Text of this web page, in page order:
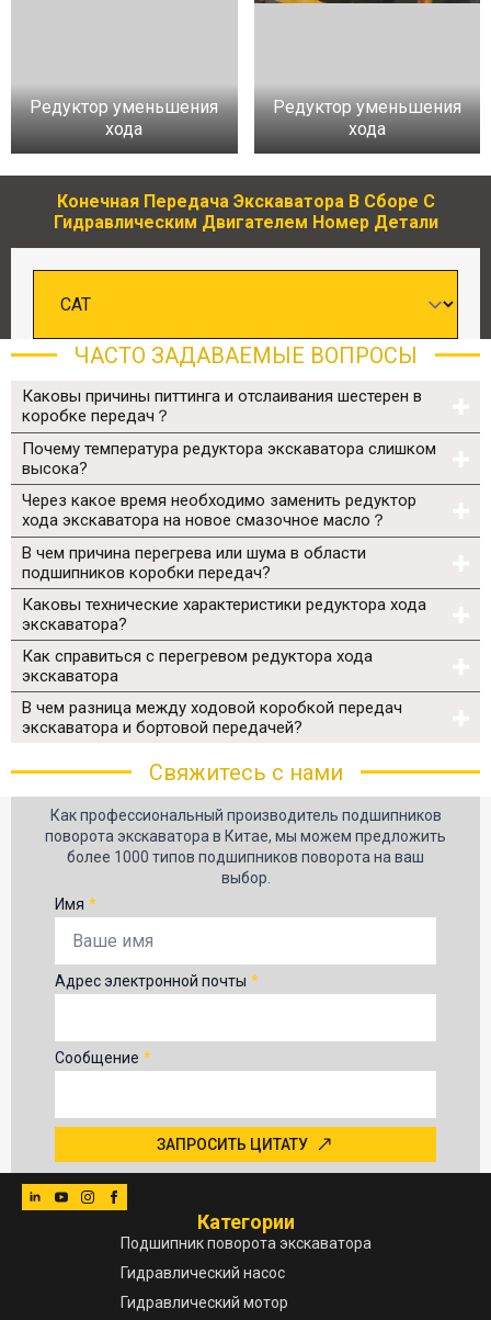
Редуктор уменьшения
хода
Редуктор уменьшения
хода
Конечная Передача Экскаватора В Сборе С
Гидравлическим Двигателем Номер Детали
ЧАСТО ЗАДАВАЕМЫЕ ВОПРОСЫ
Каковы причины питтинга и отслаивания шестерен в
коробке передач？
Почему температура редуктора экскаватора слишком
высока?
Через какое время необходимо заменить редуктор
хода экскаватора на новое смазочное масло？
В чем причина перегрева или шума в области
подшипников коробки передач?
Каковы технические характеристики редуктора хода
экскаватора?
Как справиться с перегревом редуктора хода
экскаватора
В чем разница между ходовой коробкой передач
экскаватора и бортовой передачей?
Свяжитесь с нами
Как профессиональный производитель подшипников
поворота экскаватора в Китае, мы можем предложить
более 1000 типов подшипников поворота на ваш
выбор.
Имя *
Адрес электронной почты *
Сообщение *
ЗАПРОСИТЬ ЦИТАТУ
Категории
Подшипник поворота экскаватора
Гидравлический насос
Гидравлический мотор